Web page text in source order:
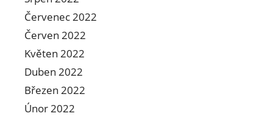
Červenec 2022
Červen 2022
Květen 2022
Duben 2022
Březen 2022
Únor 2022